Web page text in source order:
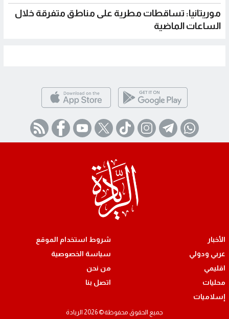
موريتانيا: تساقطات مطرية على مناطق متفرقة خلال
الساعات الماضية
الأخبار
عربي ودولي
اقليمي
محليات
إسلاميات
شروط استخدام الموقع
سياسة الخصوصية
من نحن
اتصل بنا
جميع الحقوق محفوظة© 2026 الريادة